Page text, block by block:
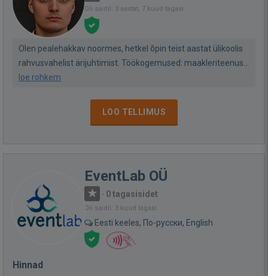
Oli saidil: 3 aastat, 7 kuud tagasi
Olen pealehakkav noormes, hetkel õpin teist aastat ülikoolis
rahvusvahelist ärijuhtimist. Töökogemused: maakleriteenus...
loe rohkem
LOO TELLIMUS
EventLab OÜ
· 0 tagasisidet
Oli saidil: 3 kuud tagasi
Eesti keeles, По-русски, English
Hinnad